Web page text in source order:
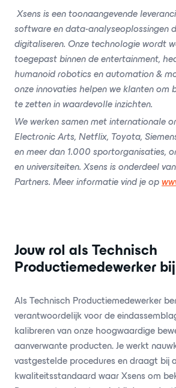
Xsens is een toonaangevende
software en data-analyseoplossingen
digitaliseren. Onze technologie wordt
toegepast binnen de entertainment,
humanoid robotics en automation &
onze innovaties helpen we klanten om
te zetten in waardevolle inzichten.
We werken samen met internationale
Electronic Arts, Netflix, Toyota,
en meer dan 1.000 sportorganisaties,
en universiteiten. Xsens is onderdeel
Partners. Meer informatie vind je op
Jouw rol als Technisch
Productiemedewerker
Als Technisch Productiemedewerker
verantwoordelijk voor de
kalibreren van onze hoogwaardige
aanverwante producten. Je werkt
vastgestelde procedures en draagt bij
kwaliteitsstandaard waar Xsens om